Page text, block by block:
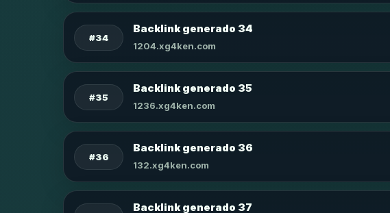
#34
Backlink generado 34
1204.xg4ken.com
#35
Backlink generado 35
1236.xg4ken.com
#36
Backlink generado 36
132.xg4ken.com
Backlink generado 37